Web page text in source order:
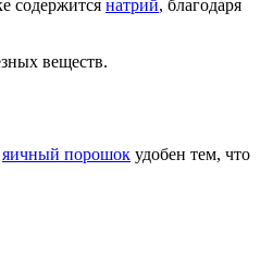
содержится натрий, благодаря
веществ.
яичный порошок удобен тем, что